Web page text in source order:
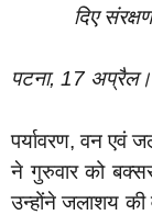
दिए
पटना, 17 अप्रैल।
पर्यावरण, वन एवं
ने गुरुवार को
उन्होंने जलाशय की